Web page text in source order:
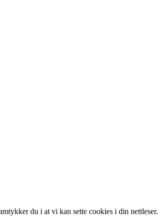
du i at vi kan sette cookies i din nettleser.